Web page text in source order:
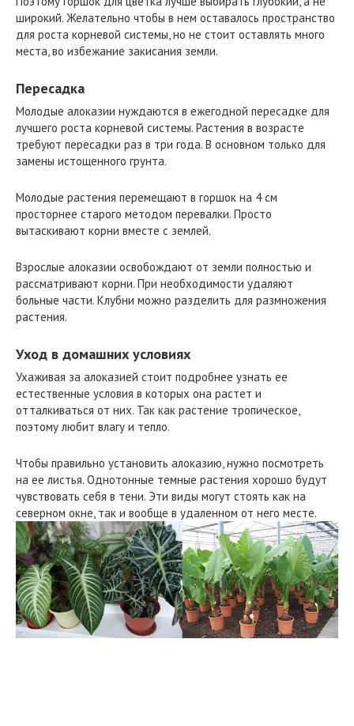
широкий. Желательно чтобы в нем оставалось пространство
для роста корневой системы, но не стоит оставлять много
места, во избежание закисания земли.
Пересадка
Молодые алоказии нуждаются в ежегодной пересадке для
лучшего роста корневой системы. Растения в возрасте
требуют пересадки раз в три года. В основном только для
замены истощенного грунта.
Молодые растения перемещают в горшок на 4 см
просторнее старого методом перевалки. Просто
вытаскивают корни вместе с землей.
Взрослые алоказии освобождают от земли полностью и
рассматривают корни. При необходимости удаляют
больные части. Клубни можно разделить для размножения
растения.
Уход в домашних условиях
Ухаживая за алоказией стоит подробнее узнать ее
естественные условия в которых она растет и
отталкиваться от них. Так как растение тропическое,
поэтому любит влагу и тепло.
Чтобы правильно установить алоказию, нужно посмотреть
на ее листья. Однотонные темные растения хорошо будут
чувствовать себя в тени. Эти виды могут стоять как на
северном окне, так и вообще в удаленном от него месте.